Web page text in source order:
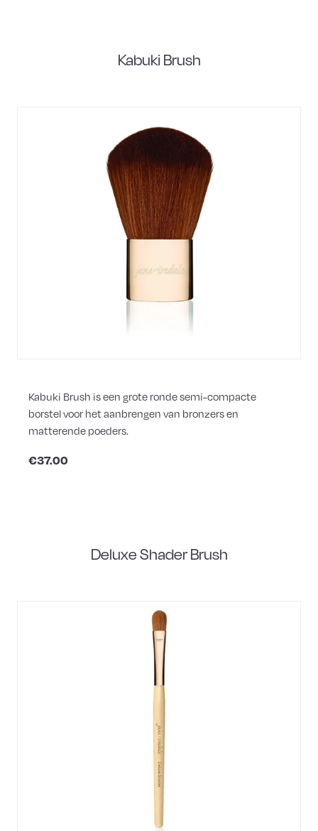
Kabuki Brush
Kabuki Brush is een grote ronde semi-compacte
borstel voor het aanbrengen van bronzers en
matterende poeders.
€37.00
Deluxe Shader Brush